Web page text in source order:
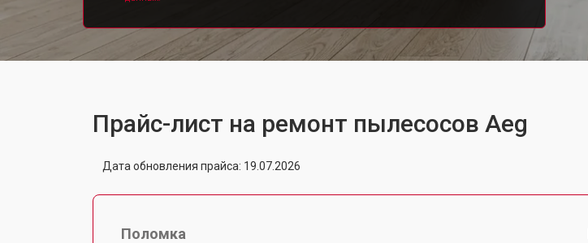
Прайс-лист на ремонт пылесосов Aeg
Дата обновления прайса: 19.07.2026
Поломка